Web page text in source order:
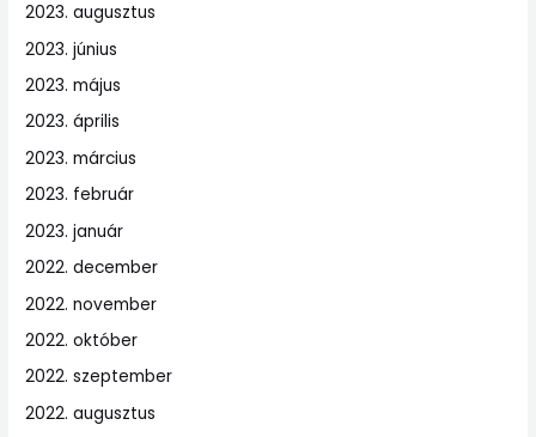
2023. augusztus
2023. június
2023. május
2023. április
2023. március
2023. február
2023. január
2022. december
2022. november
2022. október
2022. szeptember
2022. augusztus